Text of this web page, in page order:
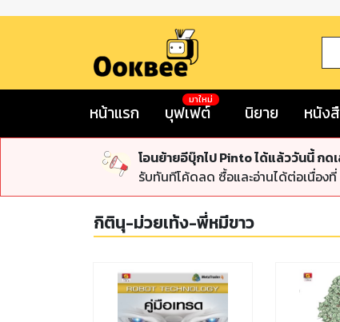
หน้าแรก บุฟเฟต์
มาใหม่
นิยาย หนัง
โอนย้ายอีบุ๊กไป Pinto ได้แล้ววันนี้ กด
รับทันทีโค้ดลด ซื้อและอ่านได้ต่อเนื่อง
กิตินุ-ม่วยเท้ง-พี่หมีขาว